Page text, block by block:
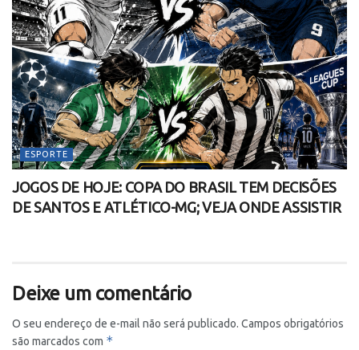
ESPORTE
JOGOS DE HOJE: COPA DO BRASIL TEM DECISÕES
DE SANTOS E ATLÉTICO-MG; VEJA ONDE ASSISTIR
Deixe um comentário
O seu endereço de e-mail não será publicado. Campos obrigatórios
são marcados com *